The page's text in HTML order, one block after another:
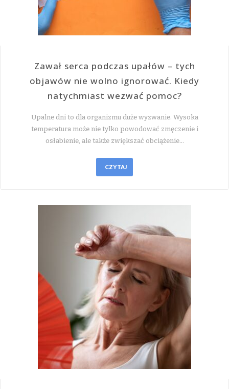
Zawał serca podczas upałów – tych
objawów nie wolno ignorować. Kiedy
natychmiast wezwać pomoc?
Upalne dni to dla organizmu duże wyzwanie. Wysoka
temperatura może nie tylko powodować zmęczenie i
osłabienie, ale także zwiększać obciążenie…
CZYTAJ